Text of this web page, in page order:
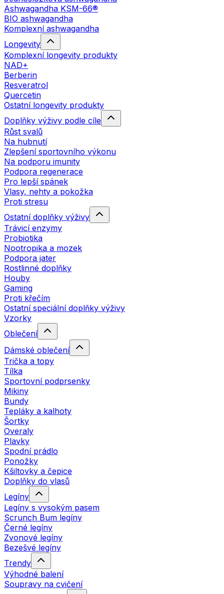
Ashwagandha KSM-66®
BIO ashwagandha
Komplexní ashwagandha
Longevity
Komplexní longevity produkty
NAD+
Berberin
Resveratrol
Quercetin
Ostatní longevity produkty
Doplňky výživy podle cíle
Růst svalů
Na hubnutí
Zlepšení sportovního výkonu
Na podporu imunity
Podpora regenerace
Pro lepší spánek
Vlasy, nehty a pokožka
Proti stresu
Ostatní doplňky výživy
Trávicí enzymy
Probiotika
Nootropika a mozek
Podpora jater
Rostlinné doplňky
Houby
Gaming
Proti křečím
Ostatní speciální doplňky výživy
Vzorky
Oblečení
Dámské oblečení
Trička a topy
Tílka
Sportovní podprsenky
Mikiny
Bundy
Tepláky a kalhoty
Šortky
Overaly
Plavky
Spodní prádlo
Ponožky
Kšiltovky a čepice
Doplňky do vlasů
Legíny
Legíny s vysokým pasem
Scrunch Bum legíny
Černé legíny
Zvonové legíny
Bezešvé legíny
Trendy
Výhodné balení
Soupravy na cvičení